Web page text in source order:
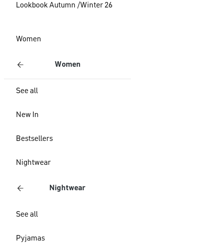
Lookbook Autumn /Winter 26
Women
Women
See all
New In
Bestsellers
Nightwear
Nightwear
See all
Pyjamas